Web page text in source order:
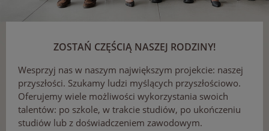
ZOSTAŃ CZĘŚCIĄ NASZEJ RODZINY!
Wesprzyj nas w naszym największym projekcie: naszej
przyszłości. Szukamy ludzi myślących przyszłościowo.
Oferujemy wiele możliwości wykorzystania swoich
talentów: po szkole, w trakcie studiów, po ukończeniu
studiów lub z doświadczeniem zawodowym.